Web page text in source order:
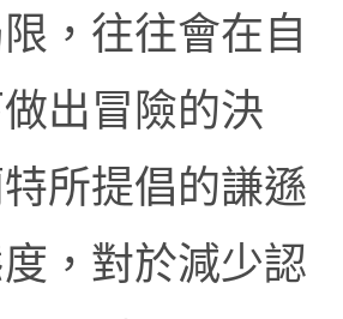
，往往會在自
出冒險的決
所提倡的謙遜
，對於減少認